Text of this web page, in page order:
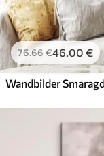
76.66€46.00 €
Wandbilder